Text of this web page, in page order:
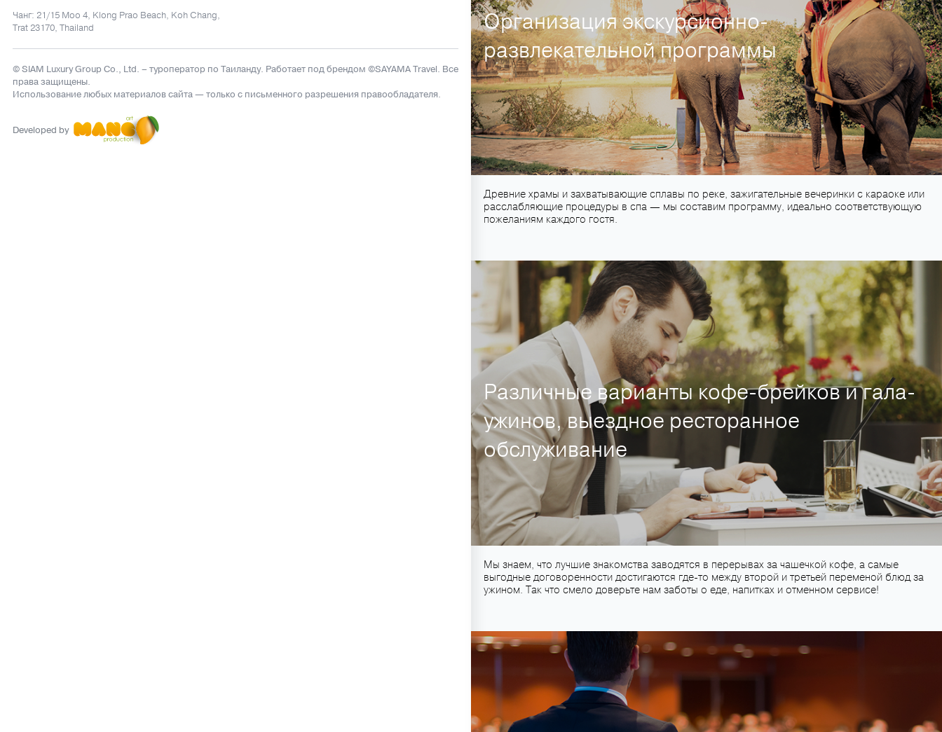
Чанг: 21/15 Moo 4, Klong Prao Beach, Koh Chang,
Trat 23170, Thailand
© SIAM Luxury Group Co., Ltd. – туроператор по Таиланду. Работает под брендом ©SAYAMA Travel. Все
права защищены.
Использование любых материалов сайта — только с письменного разрешения правообладателя.
Developed by
Организация экскурсионно-
развлекательной программы
Древние храмы и захватывающие сплавы по реке, зажигательные вечеринки с караоке или
расслабляющие процедуры в спа ― мы составим программу, идеально соответствующую
пожеланиям каждого гостя.
Различные варианты кофе-брейков и гала-
ужинов, выездное ресторанное
обслуживание
Мы знаем, что лучшие знакомства заводятся в перерывах за чашечкой кофе, а самые
выгодные договоренности достигаются где-то между второй и третьей переменой блюд за
ужином. Так что смело доверьте нам заботы о еде, напитках и отменном сервисе!